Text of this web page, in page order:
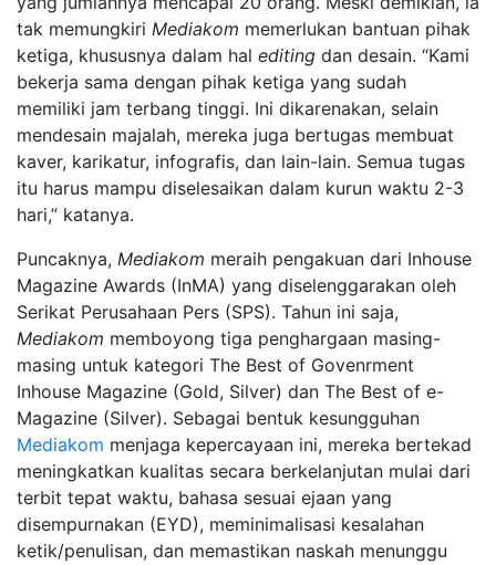
tak memungkiri Mediakom memerlukan bantuan pihak
ketiga, khususnya dalam hal editing dan desain. “Kami
bekerja sama dengan pihak ketiga yang sudah
memiliki jam terbang tinggi. Ini dikarenakan, selain
mendesain majalah, mereka juga bertugas membuat
kaver, karikatur, infografis, dan lain-lain. Semua tugas
itu harus mampu diselesaikan dalam kurun waktu 2-3
hari,” katanya.
Puncaknya, Mediakom meraih pengakuan dari Inhouse
Magazine Awards (InMA) yang diselenggarakan oleh
Serikat Perusahaan Pers (SPS). Tahun ini saja,
Mediakom memboyong tiga penghargaan masing-
masing untuk kategori The Best of Govenrment
Inhouse Magazine (Gold, Silver) dan The Best of e-
Magazine (Silver). Sebagai bentuk kesungguhan
Mediakom menjaga kepercayaan ini, mereka bertekad
meningkatkan kualitas secara berkelanjutan mulai dari
terbit tepat waktu, bahasa sesuai ejaan yang
disempurnakan (EYD), meminimalisasi kesalahan
ketik/penulisan, dan memastikan naskah menunggu